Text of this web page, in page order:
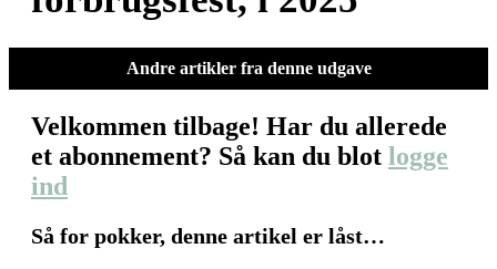
Andre artikler fra denne udgave
Velkommen tilbage! Har du allerede
et abonnement? Så kan du blot logge
ind
Så for pokker, denne artikel er låst…